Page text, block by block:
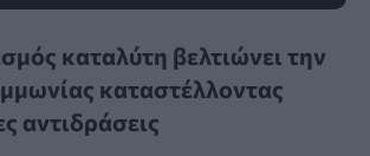
καταλύτη βελτιώνει την
καταστέλλοντας
αντιδράσεις